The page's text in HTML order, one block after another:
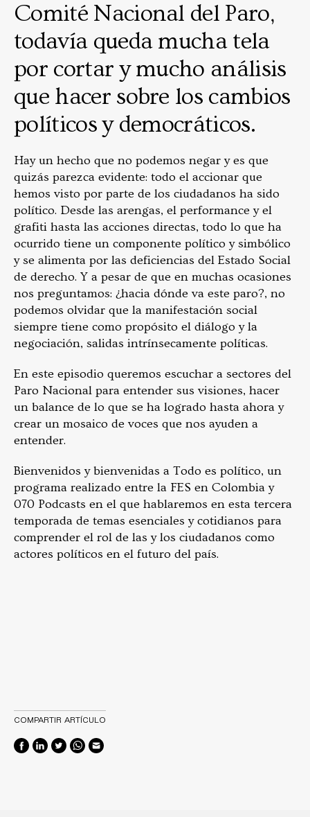
Comité Nacional del Paro,
todavía queda mucha tela
por cortar y mucho análisis
que hacer sobre los cambios
políticos y democráticos.
Hay un hecho que no podemos negar y es que
quizás parezca evidente: todo el accionar que
hemos visto por parte de los ciudadanos ha sido
político. Desde las arengas, el performance y el
grafiti hasta las acciones directas, todo lo que ha
ocurrido tiene un componente político y simbólico
y se alimenta por las deficiencias del Estado Social
de derecho. Y a pesar de que en muchas ocasiones
nos preguntamos: ¿hacia dónde va este paro?, no
podemos olvidar que la manifestación social
siempre tiene como propósito el diálogo y la
negociación, salidas intrínsecamente políticas.
En este episodio queremos escuchar a sectores del
Paro Nacional para entender sus visiones, hacer
un balance de lo que se ha logrado hasta ahora y
crear un mosaico de voces que nos ayuden a
entender.
Bienvenidos y bienvenidas a Todo es político, un
programa realizado entre la FES en Colombia y
070 Podcasts en el que hablaremos en esta tercera
temporada de temas esenciales y cotidianos para
comprender el rol de las y los ciudadanos como
actores políticos en el futuro del país.
COMPARTIR ARTÍCULO